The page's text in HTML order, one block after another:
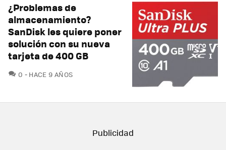
¿Problemas de
almacenamiento?
SanDisk les quiere poner
solución con su nueva
tarjeta de 400 GB
0 COMENTARIOS
HACE 9 AÑOS